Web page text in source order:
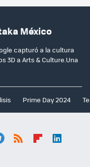
México
capturó a la cultura
3D a Arts & Culture.Una
Prime Day 2024